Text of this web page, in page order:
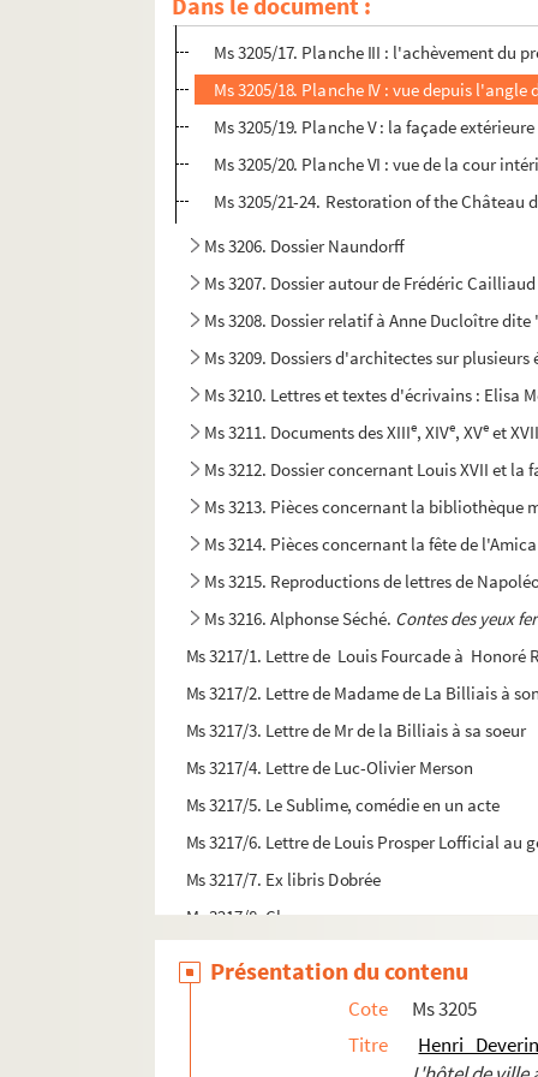
Ms 3205/16. Illustration représentant le
Ms 3205/17. Planche III : l'achèvement du
Ms 3205/18. Planche IV : vue depuis
Ms 3205/19. Planche V : la façade
Ms 3205/20. Planche VI : vue de la cour
Ms 3205/21-24. Restoration of the Château
Ms 3206. Dossier Naundorff
Ms 3207. Dossier autour de Frédéric Cailliaud
Ms 3208. Dossier relatif à Anne Ducloître
Ms 3209. Dossiers d'architectes sur
Ms 3210. Lettres et textes d'écrivains : Elisa
Ms 3211. Documents des XIIIe, XIVe, XVe et
Ms 3212. Dossier concernant Louis XVII et
Ms 3213. Pièces concernant la bibliothèque
Ms 3214. Pièces concernant la fête de
Ms 3215. Reproductions de lettres de
Ms 3216. Alphonse Séché. Contes des yeux
Ms 3217/1. Lettre de Louis Fourcade à Honoré
Ms 3217/2. Lettre de Madame de La Billiais à
Ms 3217/3. Lettre de Mr de la Billiais à sa soeur
Ms 3217/4. Lettre de Luc-Olivier Merson
Ms 3217/5. Le Sublime, comédie en un acte
Ms 3217/6. Lettre de Louis Prosper Lofficial au
Ms 3217/7. Ex libris Dobrée
Ms 3217/8. Chanson
Ms 3243. Emile Boissier. Oeuvres poétiques
Présentation du contenu
Cote
Ms 3205
Titre
Henri Deverin